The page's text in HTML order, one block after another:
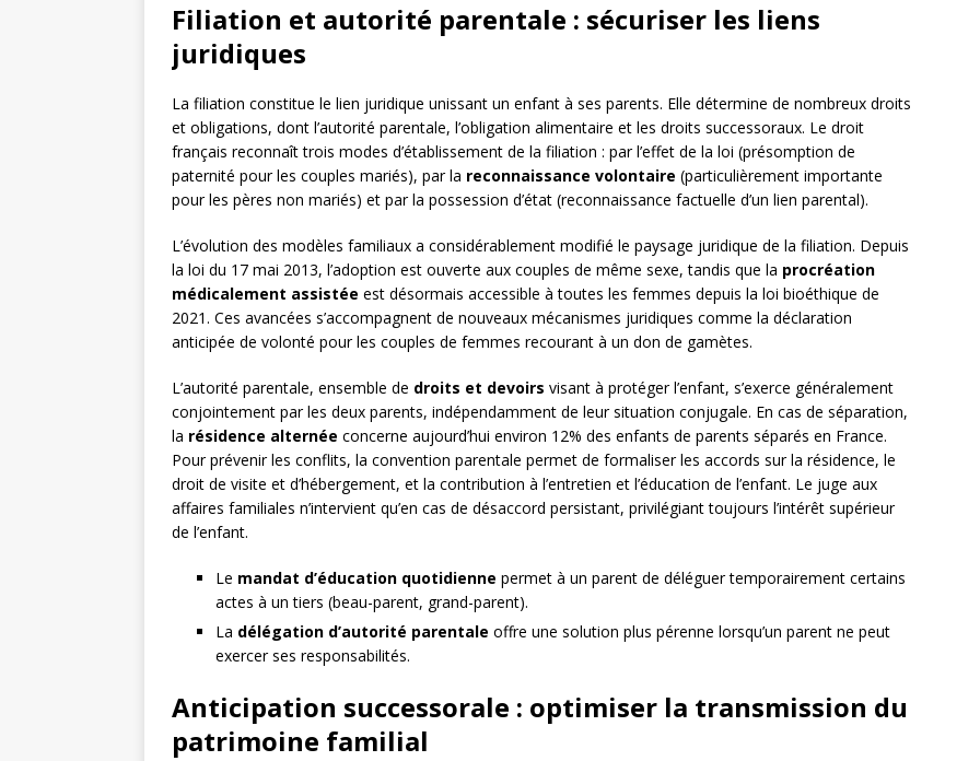
Filiation et autorité parentale : sécuriser les liens
juridiques
La filiation constitue le lien juridique unissant un enfant à ses parents. Elle détermine de nombreux droits
et obligations, dont l’autorité parentale, l’obligation alimentaire et les droits successoraux. Le droit
français reconnaît trois modes d’établissement de la filiation : par l’effet de la loi (présomption de
paternité pour les couples mariés), par la reconnaissance volontaire (particulièrement importante
pour les pères non mariés) et par la possession d’état (reconnaissance factuelle d’un lien parental).
L’évolution des modèles familiaux a considérablement modifié le paysage juridique de la filiation. Depuis
la loi du 17 mai 2013, l’adoption est ouverte aux couples de même sexe, tandis que la procréation
médicalement assistée est désormais accessible à toutes les femmes depuis la loi bioéthique de
2021. Ces avancées s’accompagnent de nouveaux mécanismes juridiques comme la déclaration
anticipée de volonté pour les couples de femmes recourant à un don de gamètes.
L’autorité parentale, ensemble de droits et devoirs visant à protéger l’enfant, s’exerce généralement
conjointement par les deux parents, indépendamment de leur situation conjugale. En cas de séparation,
la résidence alternée concerne aujourd’hui environ 12% des enfants de parents séparés en France.
Pour prévenir les conflits, la convention parentale permet de formaliser les accords sur la résidence, le
droit de visite et d’hébergement, et la contribution à l’entretien et l’éducation de l’enfant. Le juge aux
affaires familiales n’intervient qu’en cas de désaccord persistant, privilégiant toujours l’intérêt supérieur
de l’enfant.
Le mandat d’éducation quotidienne permet à un parent de déléguer temporairement certains
actes à un tiers (beau-parent, grand-parent).
La délégation d’autorité parentale offre une solution plus pérenne lorsqu’un parent ne peut
exercer ses responsabilités.
Anticipation successorale : optimiser la transmission du
patrimoine familial